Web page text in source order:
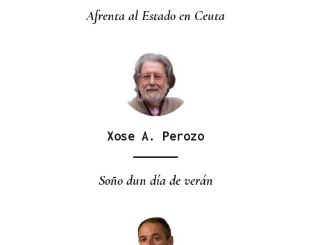
Afrenta al Estado en Ceuta
Xose A. Perozo
Soño dun día de verán